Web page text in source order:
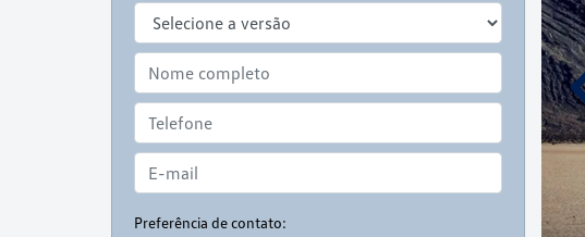
Preferência de contato: